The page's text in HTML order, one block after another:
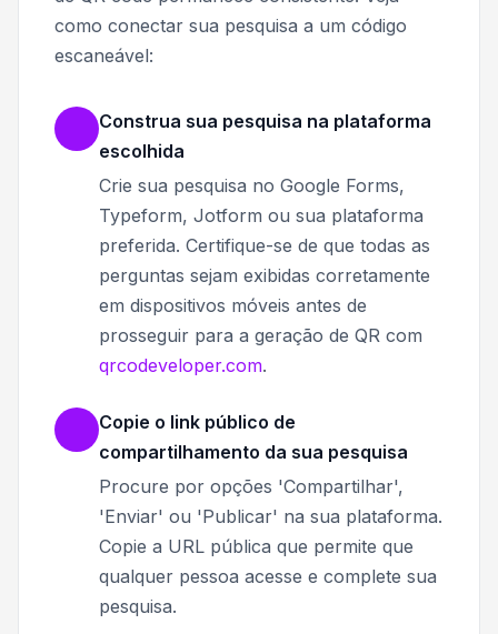
como conectar sua pesquisa a um código
escaneável:
Construa sua pesquisa na plataforma
escolhida
Crie sua pesquisa no Google Forms,
Typeform, Jotform ou sua plataforma
preferida. Certifique-se de que todas as
perguntas sejam exibidas corretamente
em dispositivos móveis antes de
prosseguir para a geração de QR com
qrcodeveloper.com.
Copie o link público de
compartilhamento da sua pesquisa
Procure por opções 'Compartilhar',
'Enviar' ou 'Publicar' na sua plataforma.
Copie a URL pública que permite que
qualquer pessoa acesse e complete sua
pesquisa.